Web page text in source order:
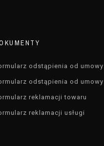
odstąpienia od
odstąpienia od
reklamacji towaru
reklamacji usługi